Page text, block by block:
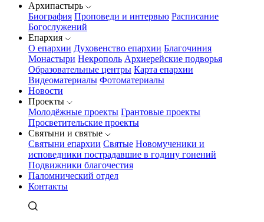
Архипастырь
Биография Проповеди и интервью Расписание
Богослужений
Епархия
О епархии Духовенство епархии Благочиния
Монастыри Некрополь Архиерейские подворья
Образовательные центры Карта епархии
Видеоматериалы Фотоматериалы
Новости
Проекты
Молодёжные проекты Грантовые проекты
Просветительские проекты
Святыни и святые
Святыни епархии Святые Новомученики и
исповедники пострадавшие в годину гонений
Подвижники благочестия
Паломнический отдел
Контакты